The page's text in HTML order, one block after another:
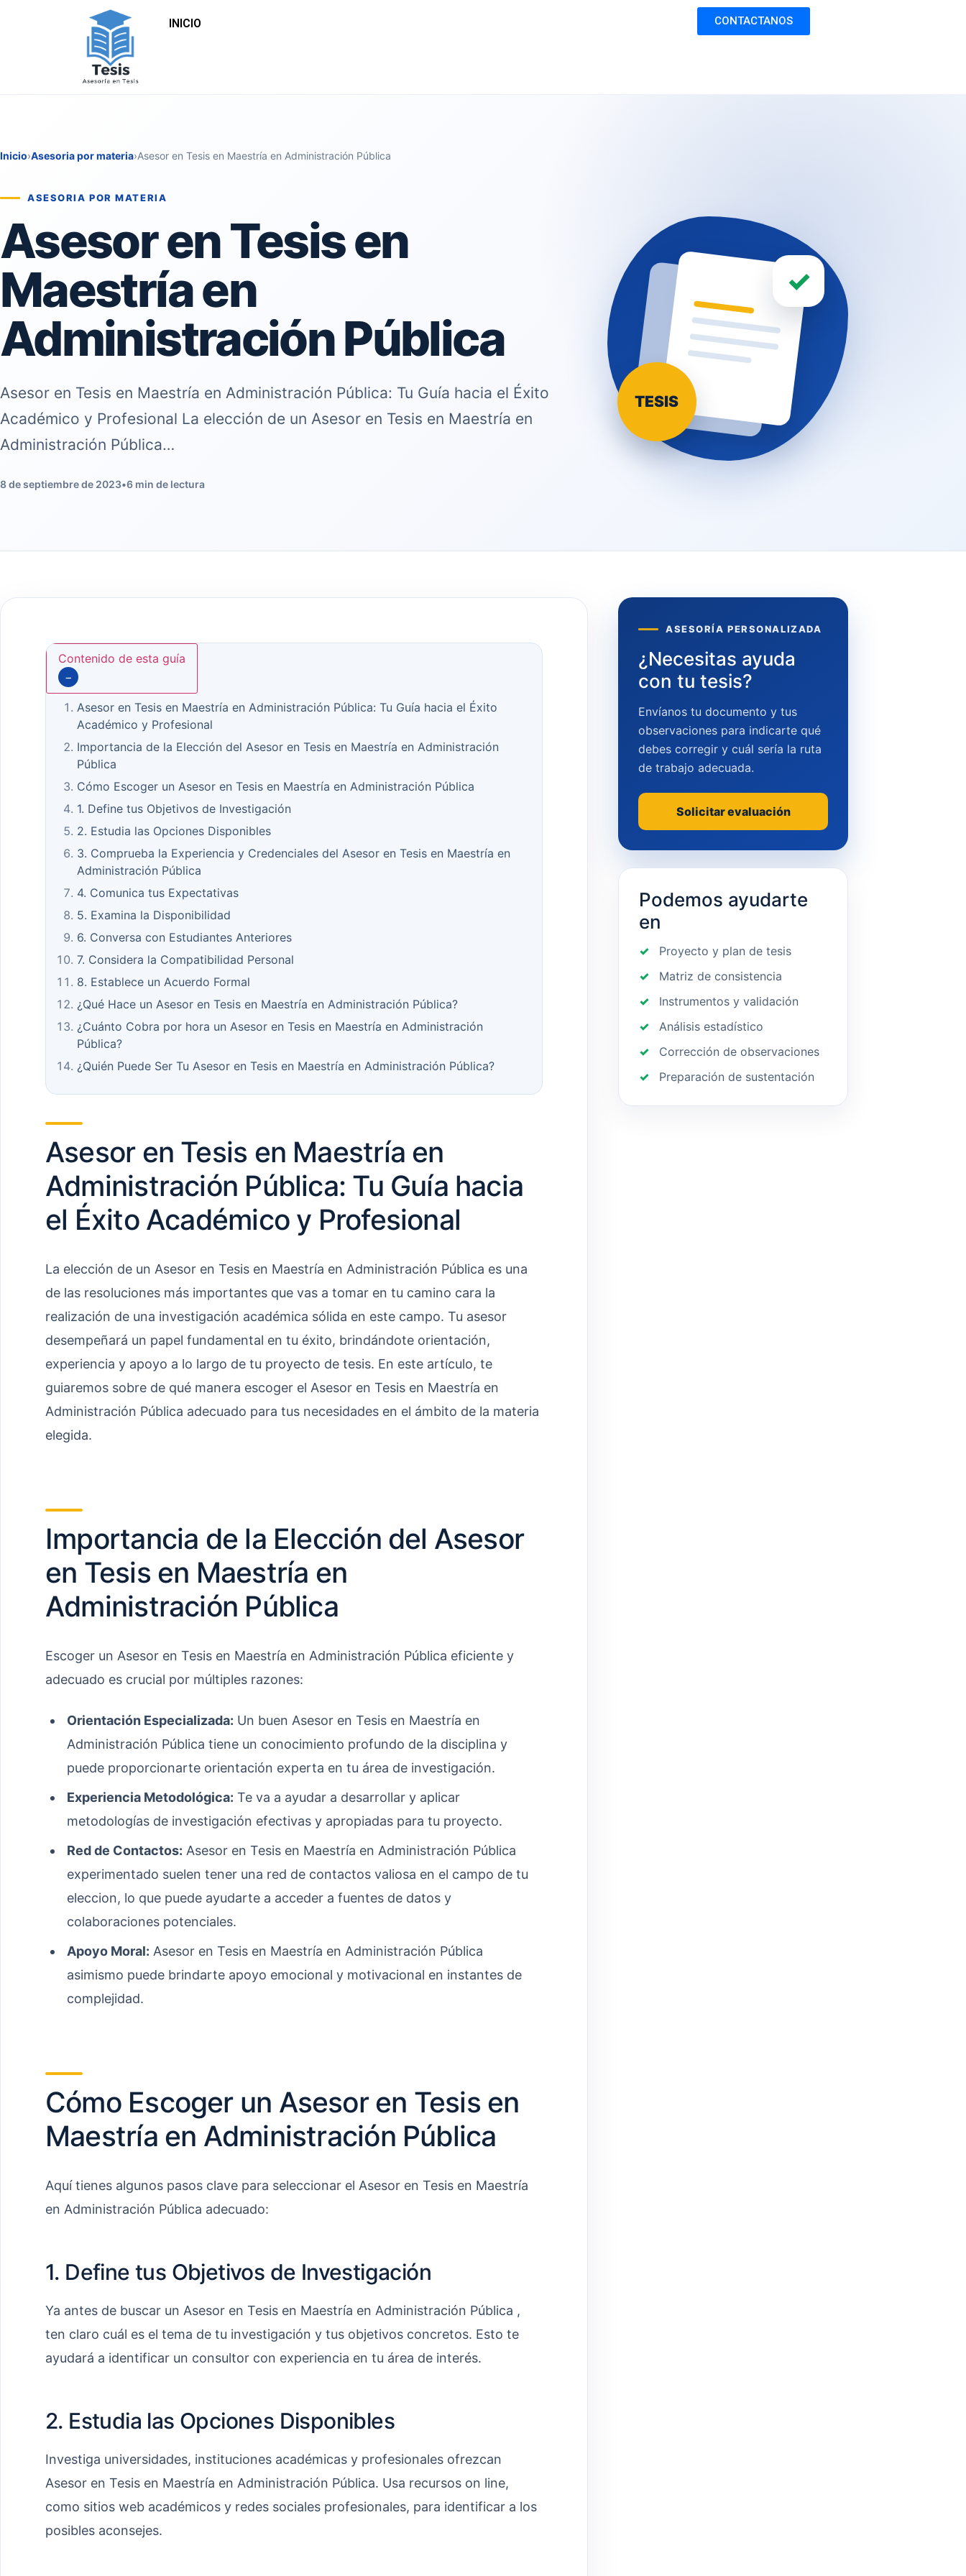
INICIO CONTACTANOS
Inicio›Asesoria por materia›Asesor en Tesis en Maestría en Administración Pública
ASESORIA POR MATERIA
Asesor en Tesis en
Maestría en
Administración Pública
Asesor en Tesis en Maestría en Administración Pública: Tu Guía hacia el Éxito
Académico y Profesional La elección de un Asesor en Tesis en Maestría en
Administración Pública…
8 de septiembre de 2023•6 min de lectura
✓
TESIS
Contenido de esta guía
−
Asesor en Tesis en Maestría en Administración Pública: Tu Guía hacia el Éxito
Académico y Profesional
Importancia de la Elección del Asesor en Tesis en Maestría en Administración
Pública
Cómo Escoger un Asesor en Tesis en Maestría en Administración Pública
1. Define tus Objetivos de Investigación
2. Estudia las Opciones Disponibles
3. Comprueba la Experiencia y Credenciales del Asesor en Tesis en Maestría en
Administración Pública
4. Comunica tus Expectativas
5. Examina la Disponibilidad
6. Conversa con Estudiantes Anteriores
7. Considera la Compatibilidad Personal
8. Establece un Acuerdo Formal
¿Qué Hace un Asesor en Tesis en Maestría en Administración Pública?
¿Cuánto Cobra por hora un Asesor en Tesis en Maestría en Administración
Pública?
¿Quién Puede Ser Tu Asesor en Tesis en Maestría en Administración Pública?
Asesor en Tesis en Maestría en
Administración Pública: Tu Guía hacia
el Éxito Académico y Profesional
La elección de un Asesor en Tesis en Maestría en Administración Pública es una
de las resoluciones más importantes que vas a tomar en tu camino cara la
realización de una investigación académica sólida en este campo. Tu asesor
desempeñará un papel fundamental en tu éxito, brindándote orientación,
experiencia y apoyo a lo largo de tu proyecto de tesis. En este artículo, te
guiaremos sobre de qué manera escoger el Asesor en Tesis en Maestría en
Administración Pública adecuado para tus necesidades en el ámbito de la materia
elegida.
Importancia de la Elección del Asesor
en Tesis en Maestría en
Administración Pública
Escoger un Asesor en Tesis en Maestría en Administración Pública eficiente y
adecuado es crucial por múltiples razones:
Orientación Especializada: Un buen Asesor en Tesis en Maestría en
Administración Pública tiene un conocimiento profundo de la disciplina y
puede proporcionarte orientación experta en tu área de investigación.
Experiencia Metodológica: Te va a ayudar a desarrollar y aplicar
metodologías de investigación efectivas y apropiadas para tu proyecto.
Red de Contactos: Asesor en Tesis en Maestría en Administración Pública
experimentado suelen tener una red de contactos valiosa en el campo de tu
eleccion, lo que puede ayudarte a acceder a fuentes de datos y
colaboraciones potenciales.
Apoyo Moral: Asesor en Tesis en Maestría en Administración Pública
asimismo puede brindarte apoyo emocional y motivacional en instantes de
complejidad.
Cómo Escoger un Asesor en Tesis en
Maestría en Administración Pública
Aquí tienes algunos pasos clave para seleccionar el Asesor en Tesis en Maestría
en Administración Pública adecuado:
1. Define tus Objetivos de Investigación
Ya antes de buscar un Asesor en Tesis en Maestría en Administración Pública ,
ten claro cuál es el tema de tu investigación y tus objetivos concretos. Esto te
ayudará a identificar un consultor con experiencia en tu área de interés.
2. Estudia las Opciones Disponibles
Investiga universidades, instituciones académicas y profesionales ofrezcan
Asesor en Tesis en Maestría en Administración Pública. Usa recursos on line,
como sitios web académicos y redes sociales profesionales, para identificar a los
posibles aconsejes.
ASESORÍA PERSONALIZADA
¿Necesitas ayuda
con tu tesis?
Envíanos tu documento y tus
observaciones para indicarte qué
debes corregir y cuál sería la ruta
de trabajo adecuada.
Solicitar evaluación
Podemos ayudarte
en
Proyecto y plan de tesis
Matriz de consistencia
Instrumentos y validación
Análisis estadístico
Corrección de observaciones
Preparación de sustentación